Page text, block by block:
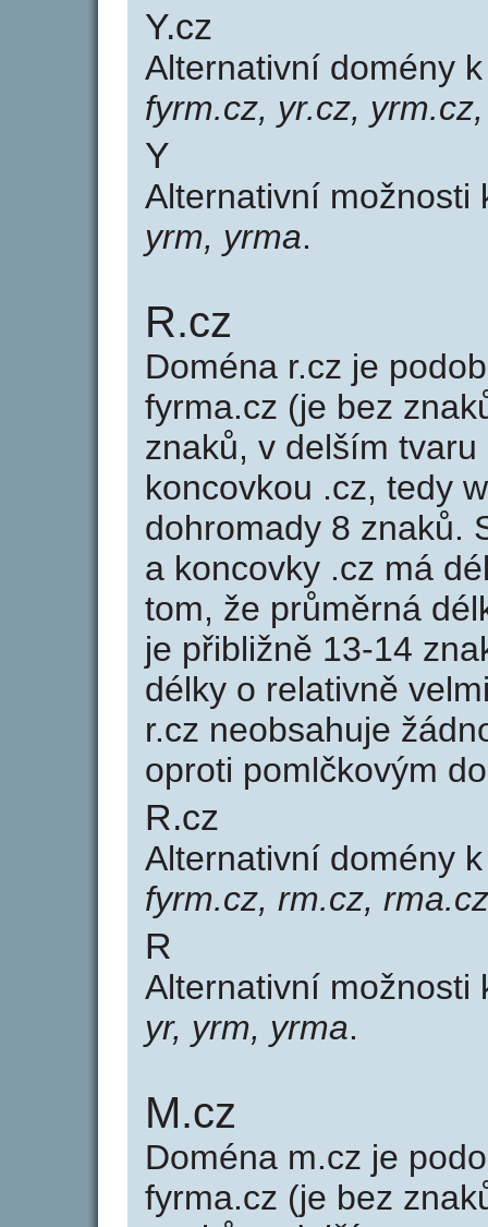
Y.cz
Alternativní domény
fyrm.cz, yr.cz,
Y
Alternativní možnosti
yrm, yrma.
R.cz
Doména r.cz je
fyrma.cz (je bez
znaků, v delším
koncovkou .cz, tedy
dohromady 8 znaků.
a koncovky .cz má
tom, že průměrná
je přibližně 13-14
délky o relativně
r.cz neobsahuje
oproti pomlčkovým
R.cz
Alternativní domény
fyrm.cz, rm.cz,
R
Alternativní možnosti
yr, yrm, yrma.
M.cz
Doména m.cz je
fyrma.cz (je bez